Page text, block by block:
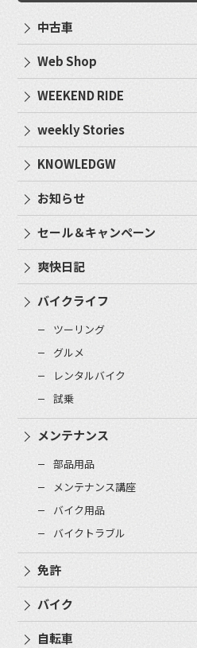
中古車
Web Shop
WEEKEND RIDE
weekly Stories
KNOWLEDGW
お知らせ
セール＆キャンペーン
爽快日記
バイクライフ
ツーリング
グルメ
レンタルバイク
試乗
メンテナンス
部品用品
メンテナンス講座
バイク用品
バイクトラブル
免許
バイク
自転車